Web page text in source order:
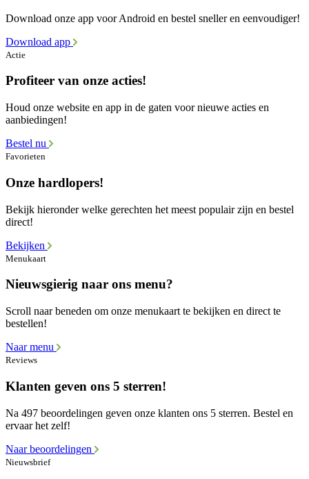
Download onze app voor Android en bestel sneller en eenvoudiger!
Download app
Actie
Profiteer van onze acties!
Houd onze website en app in de gaten voor nieuwe acties en
aanbiedingen!
Bestel nu
Favorieten
Onze hardlopers!
Bekijk hieronder welke gerechten het meest populair zijn en bestel
direct!
Bekijken
Menukaart
Nieuwsgierig naar ons menu?
Scroll naar beneden om onze menukaart te bekijken en direct te
bestellen!
Naar menu
Reviews
Klanten geven ons 5 sterren!
Na 497 beoordelingen geven onze klanten ons 5 sterren. Bestel en
ervaar het zelf!
Naar beoordelingen
Nieuwsbrief